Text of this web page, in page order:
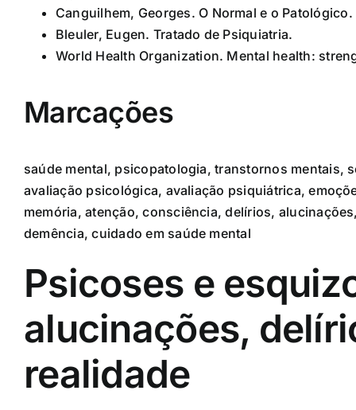
Canguilhem, Georges. O Normal e o Patológico.
Bleuler, Eugen. Tratado de Psiquiatria.
World Health Organization. Mental health:
Marcações
saúde mental, psicopatologia, transtornos mentais,
avaliação psicológica, avaliação psiquiátrica,
memória, atenção, consciência, delírios,
demência, cuidado em saúde mental
Psicoses e
alucinações,
realidade